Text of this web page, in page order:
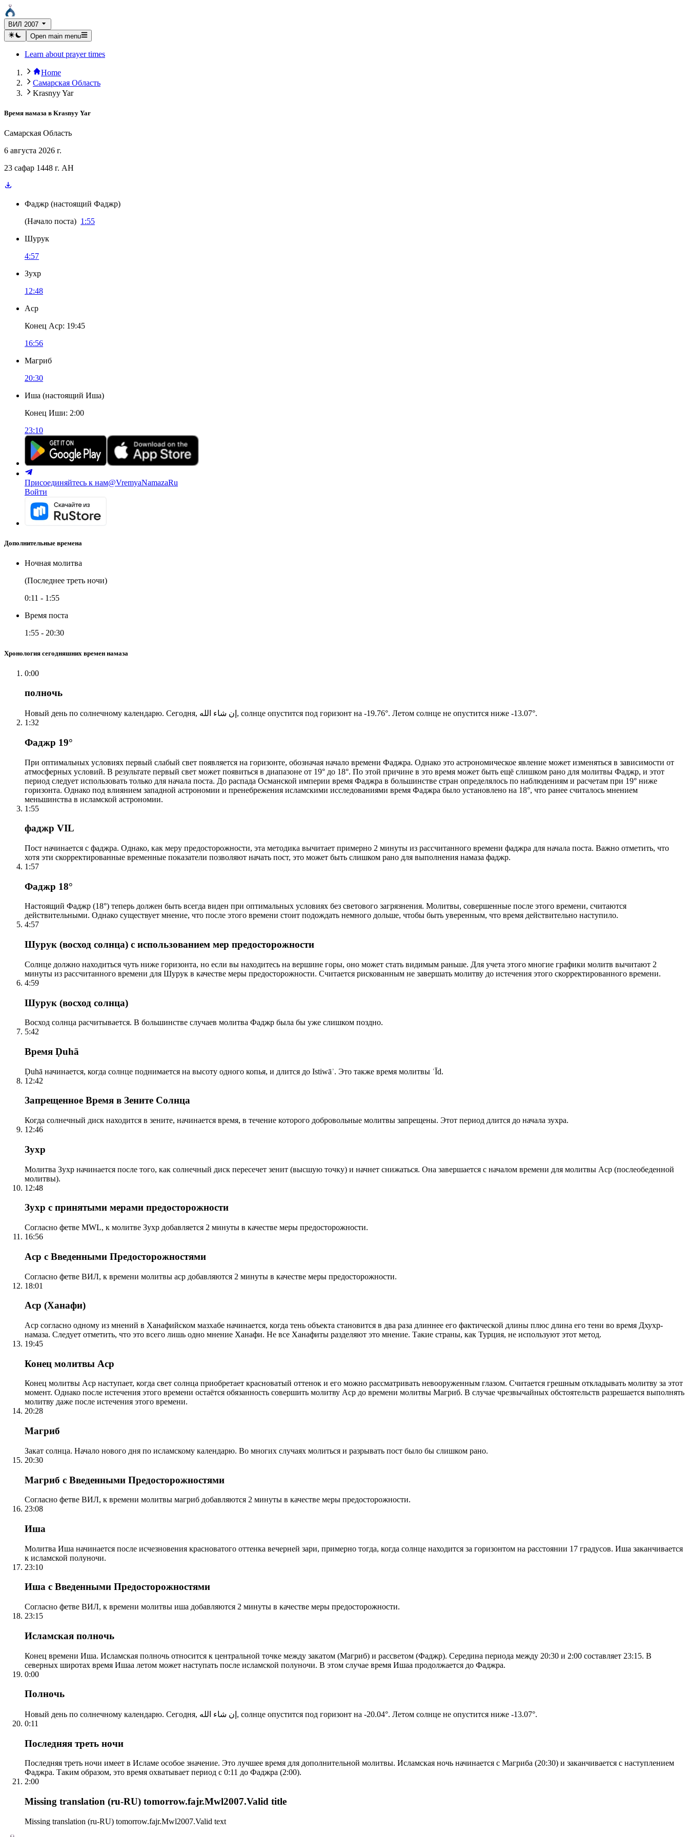
ВИЛ 2007
Open main menu
Learn about prayer times
Home
Самарская Область
Krasnyy Yar
Время намаза в Krasnyy Yar
Самарская Область
6 августа 2026 г.
23 сафар 1448 г. AH
Фаджр (настоящий Фаджр)
(Начало поста) 1:55
Шурук
4:57
Зухр
12:48
Аср
Конец Аср: 19:45
16:56
Магриб
20:30
Иша (настоящий Иша)
Конец Иши: 2:00
23:10
Присоединяйтесь к нам@VremyaNamazaRu
Войти
Дополнительные времена
Ночная молитва
(Последнее треть ночи)
0:11 - 1:55
Время поста
1:55 - 20:30
Хронология сегодняшних времен намаза
0:00
полночь
Новый день по солнечному календарю. Сегодня, إن شاء الله, солнце опустится под горизонт на -19.76°. Летом солнце не опустится ниже -13.07°.
1:32
Фаджр 19°
При оптимальных условиях первый слабый свет появляется на горизонте, обозначая начало времени Фаджра. Однако это астрономическое явление может изменяться в зависимости от
атмосферных условий. В результате первый свет может появиться в диапазоне от 19° до 18°. По этой причине в это время может быть ещё слишком рано для молитвы Фаджр, и этот
период следует использовать только для начала поста. До распада Османской империи время Фаджра в большинстве стран определялось по наблюдениям и расчетам при 19° ниже
горизонта. Однако под влиянием западной астрономии и пренебрежения исламскими исследованиями время Фаджра было установлено на 18°, что ранее считалось мнением
меньшинства в исламской астрономии.
1:55
фаджр VIL
Пост начинается с фаджра. Однако, как меру предосторожности, эта методика вычитает примерно 2 минуты из рассчитанного времени фаджра для начала поста. Важно отметить, что
хотя эти скорректированные временные показатели позволяют начать пост, это может быть слишком рано для выполнения намаза фаджр.
1:57
Фаджр 18°
Настоящий Фаджр (18°) теперь должен быть всегда виден при оптимальных условиях без светового загрязнения. Молитвы, совершенные после этого времени, считаются
действительными. Однако существует мнение, что после этого времени стоит подождать немного дольше, чтобы быть уверенным, что время действительно наступило.
4:57
Шурук (восход солнца) с использованием мер предосторожности
Солнце должно находиться чуть ниже горизонта, но если вы находитесь на вершине горы, оно может стать видимым раньше. Для учета этого многие графики молитв вычитают 2
минуты из рассчитанного времени для Шурук в качестве меры предосторожности. Считается рискованным не завершать молитву до истечения этого скорректированного времени.
4:59
Шурук (восход солнца)
Восход солнца расчитывается. В большинстве случаев молитва Фаджр была бы уже слишком поздно.
5:42
Время Ḍuhā
Ḍuhā начинается, когда солнце поднимается на высоту одного копья, и длится до Istiwāʾ. Это также время молитвы ʿĪd.
12:42
Запрещенное Время в Зените Солнца
Когда солнечный диск находится в зените, начинается время, в течение которого добровольные молитвы запрещены. Этот период длится до начала зухра.
12:46
Зухр
Молитва Зухр начинается после того, как солнечный диск пересечет зенит (высшую точку) и начнет снижаться. Она завершается с началом времени для молитвы Аср (послеобеденной
молитвы).
12:48
Зухр с принятыми мерами предосторожности
Согласно фетве MWL, к молитве Зухр добавляется 2 минуты в качестве меры предосторожности.
16:56
Аср с Введенными Предосторожностями
Согласно фетве ВИЛ, к времени молитвы аср добавляются 2 минуты в качестве меры предосторожности.
18:01
Аср (Ханафи)
Аср согласно одному из мнений в Ханафийском мазхабе начинается, когда тень объекта становится в два раза длиннее его фактической длины плюс длина его тени во время Дхухр-
намаза. Следует отметить, что это всего лишь одно мнение Ханафи. Не все Ханафиты разделяют это мнение. Такие страны, как Турция, не используют этот метод.
19:45
Конец молитвы Аср
Конец молитвы Аср наступает, когда свет солнца приобретает красноватый оттенок и его можно рассматривать невооруженным глазом. Считается грешным откладывать молитву за этот
момент. Однако после истечения этого времени остаётся обязанность совершить молитву Аср до времени молитвы Магриб. В случае чрезвычайных обстоятельств разрешается выполнять
молитву даже после истечения этого времени.
20:28
Магриб
Закат солнца. Начало нового дня по исламскому календарю. Во многих случаях молиться и разрывать пост было бы слишком рано.
20:30
Магриб с Введенными Предосторожностями
Согласно фетве ВИЛ, к времени молитвы магриб добавляются 2 минуты в качестве меры предосторожности.
23:08
Иша
Молитва Иша начинается после исчезновения красноватого оттенка вечерней зари, примерно тогда, когда солнце находится за горизонтом на расстоянии 17 градусов. Иша заканчивается
к исламской полуночи.
23:10
Иша с Введенными Предосторожностями
Согласно фетве ВИЛ, к времени молитвы иша добавляются 2 минуты в качестве меры предосторожности.
23:15
Исламская полночь
Конец времени Иша. Исламская полночь относится к центральной точке между закатом (Магриб) и рассветом (Фаджр). Середина периода между 20:30 и 2:00 составляет 23:15. В
северных широтах время Ишаа летом может наступать после исламской полуночи. В этом случае время Ишаа продолжается до Фаджра.
0:00
Полночь
Новый день по солнечному календарю. Сегодня, إن شاء الله, солнце опустится под горизонт на -20.04°. Летом солнце не опустится ниже -13.07°.
0:11
Последняя треть ночи
Последняя треть ночи имеет в Исламе особое значение. Это лучшее время для дополнительной молитвы. Исламская ночь начинается с Магриба (20:30) и заканчивается с наступлением
Фаджра. Таким образом, это время охватывает период с 0:11 до Фаджра (2:00).
2:00
Missing translation (ru-RU) tomorrow.fajr.Mwl2007.Valid title
Missing translation (ru-RU) tomorrow.fajr.Mwl2007.Valid text